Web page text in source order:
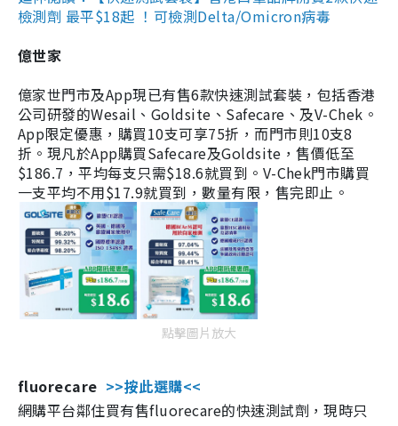
檢測劑 最平$18起 ！可檢測Delta/Omicron病毒
億世家
億家世門市及App現已有售6款快速測試套裝，包括香港
公司研發的Wesail、Goldsite、Safecare、及V-Chek。
App限定優惠，購買10支可享75折，而門市則10支8
折。現凡於App購買Safecare及Goldsite，售價低至
$186.7，平均每支只需$18.6就買到。V-Chek門市購買
一支平均不用$17.9就買到，數量有限，售完即止。
點擊圖片放大
fluorecare >>按此選購<<
網購平台鄰住買有售fluorecare的快速測試劑，現時只